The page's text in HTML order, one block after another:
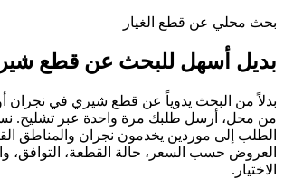
بحث محلي عن قطع الغيار
بديل أسهل للبحث عن قطع
بدلاً من البحث يدوياً عن قطع شيري في نجران أو
من محل، أرسل طلبك مرة واحدة عبر تشليح.
الطلب إلى موردين يخدمون نجران والمناطق
العروض حسب السعر، حالة القطعة، التوافق،
الاختيار.